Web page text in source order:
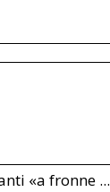
«a fronne ...